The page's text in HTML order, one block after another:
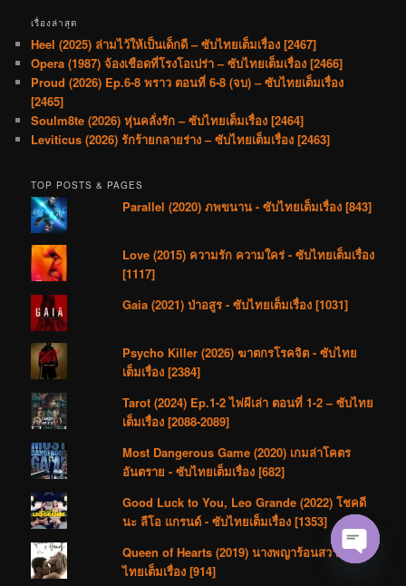
เรื่องล่าสุด
Heel (2025) ล่ามไว้ให้เป็นเด็กดี – ซับไทยเต็มเรื่อง [2467]
Opera (1987) จ้องเชือดที่โรงโอเปร่า – ซับไทยเต็มเรื่อง [2466]
Proud (2026) Ep.6-8 พราว ตอนที่ 6-8 (จบ) – ซับไทยเต็มเรื่อง
[2465]
Soulm8te (2026) หุ่นคลั่งรัก – ซับไทยเต็มเรื่อง [2464]
Leviticus (2026) รักร้ายกลายร่าง – ซับไทยเต็มเรื่อง [2463]
TOP POSTS & PAGES
Parallel (2020) ภพขนาน - ซับไทยเต็มเรื่อง [843]
Love (2015) ความรัก ความใคร่ - ซับไทยเต็มเรื่อง
[1117]
Gaia (2021) ป่าอสูร - ซับไทยเต็มเรื่อง [1031]
Psycho Killer (2026) ฆาตกรโรคจิต - ซับไทย
เต็มเรื่อง [2384]
Tarot (2024) Ep.1-2 ไพ่ผีเล่า ตอนที่ 1-2 – ซับไทย
เต็มเรื่อง [2088-2089]
Most Dangerous Game (2020) เกมล่าโคตร
อันตราย - ซับไทยเต็มเรื่อง [682]
Good Luck to You, Leo Grande (2022) โชคดี
นะ ลีโอ แกรนด์ - ซับไทยเต็มเรื่อง [1353]
Queen of Hearts (2019) นางพญาร้อนสวาท - ซับ
ไทยเต็มเรื่อง [914]